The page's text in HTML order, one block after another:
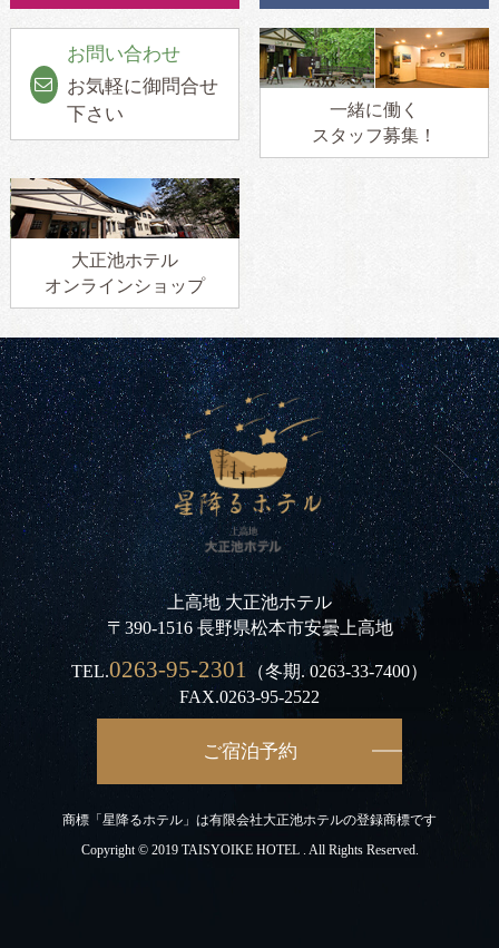
お問い合わせ
お気軽に御問合せ
下さい
一緒に働く
スタッフ募集！
大正池ホテル
オンラインショップ
上高地 大正池ホテル
〒390-1516 長野県松本市安曇上高地
TEL.0263-95-2301 （冬期.0263-33-7400）
FAX.0263-95-2522
ご宿泊予約
商標「星降るホテル」は有限会社大正池ホテルの登録商標です
Copyright © 2019 TAISYOIKE HOTEL . All Rights Reserved.